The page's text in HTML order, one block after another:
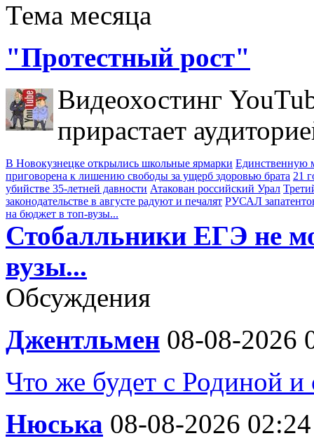
Тема месяца
"Протестный рост"
Видеохостинг
прирастает
В Новокузнецке открылись школьные ярмарки Единственную
приговорена к лишению свободы за ущерб здоровью брата 21
убийстве 35-летней давности Атакован российский Урал
законодательстве в августе радуют и печалят РУСАЛ
на бюджет в топ-вузы...
Стобалльники ЕГЭ не
вузы...
Обсуждения
Джентльмен 08-08-2026
Что же будет с Родиной и
Нюська 08-08-2026 02:24